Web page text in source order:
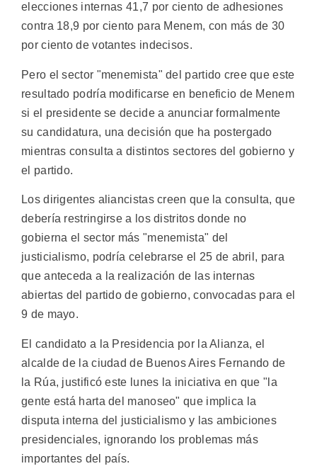
elecciones internas 41,7 por ciento de adhesiones
contra 18,9 por ciento para Menem, con más de 30
por ciento de votantes indecisos.
Pero el sector "menemista" del partido cree que este
resultado podría modificarse en beneficio de Menem
si el presidente se decide a anunciar formalmente
su candidatura, una decisión que ha postergado
mientras consulta a distintos sectores del gobierno y
el partido.
Los dirigentes aliancistas creen que la consulta, que
debería restringirse a los distritos donde no
gobierna el sector más "menemista" del
justicialismo, podría celebrarse el 25 de abril, para
que anteceda a la realización de las internas
abiertas del partido de gobierno, convocadas para el
9 de mayo.
El candidato a la Presidencia por la Alianza, el
alcalde de la ciudad de Buenos Aires Fernando de
la Rúa, justificó este lunes la iniciativa en que "la
gente está harta del manoseo" que implica la
disputa interna del justicialismo y las ambiciones
presidenciales, ignorando los problemas más
importantes del país.